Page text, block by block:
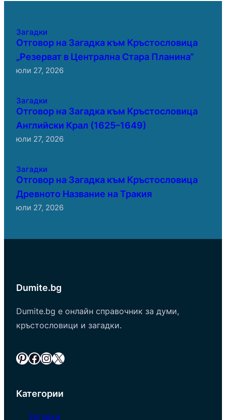
Загадки
Отговор на Загадка към Кръстословица
„Резерват в Централна Стара Планина“
юли 27, 2026
Загадки
Отговор на Загадка към Кръстословица
Английски Крал (1625–1649)
юли 27, 2026
Загадки
Отговор на Загадка към Кръстословица
Древното Название на Тракия
юли 27, 2026
Dumite.bg
Dumite.bg е онлайн справочник за думи,
кръстословици и загадки.
Pinterest Facebook InstagramX
Категории
Загадки